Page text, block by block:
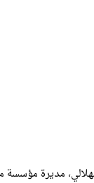
تكريم الأستاذة سعاد لهلالي،